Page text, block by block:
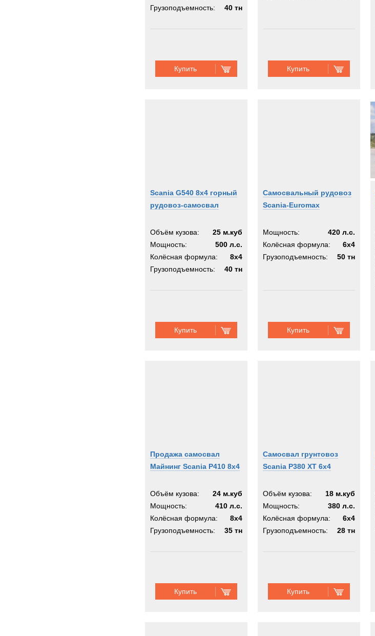
Грузоподъемность:
40 тн
Купить Купить
Scania G540 8x4 горный
рудовоз-самосвал
Объём кузова:
25 м.куб
Мощность:
500 л.с.
Колёсная формула:
8x4
Грузоподъемность:
40 тн
Купить
Самосвальный рудовоз
Scania-Euromax
Мощность:
420 л.с.
Колёсная формула:
6x4
Грузоподъемность:
50 тн
Купить
Продажа самосвал
Майнинг Scania P410 8x4
Объём кузова:
24 м.куб
Мощность:
410 л.с.
Колёсная формула:
8x4
Грузоподъемность:
35 тн
Купить
Самосвал грунтовоз
Scania P380 XT 6x4
Объём кузова:
18 м.куб
Мощность:
380 л.с.
Колёсная формула:
6x4
Грузоподъемность:
28 тн
Купить